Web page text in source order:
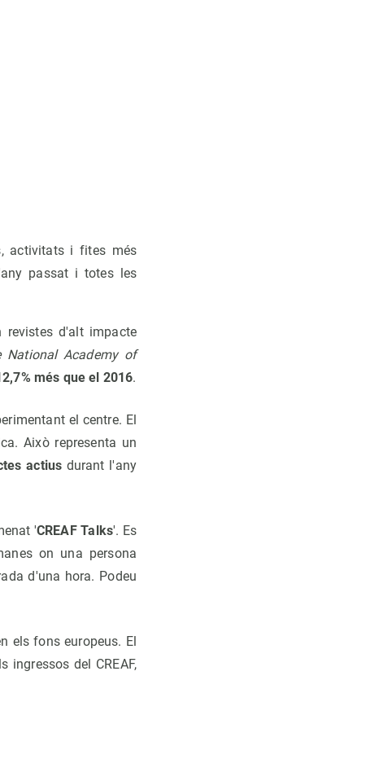
activitats i fites més
passat i totes les
revistes d'alt impacte
National Academy of
més que el 2016.
el centre. El
Això representa un
actius durant l'any
'CREAF Talks'. Es
on una persona
d'una hora. Podeu
els fons europeus. El
ingressos del CREAF,